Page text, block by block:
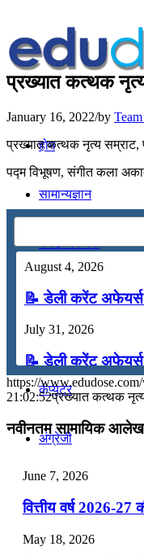
होम
सामान्यज्ञान
करेंट अफेयर्स
गणित
तर्कशक्ति
कंप्यूटर
अंग्रेजी
टुडेज जीके
प्रख्यात कत्थक
January 16, 2022/by
प्रख्यात कत्थक नृत्य सम्राट,
पद्म विभूषण, संगीत कला
August 4, 2026
📝 डेली करेंट
July 31, 2026
📝 डेली करेंट
July 28, 2026
📝 डेली करेंट
📝 डेली करेंट
July 22, 2026
📝 डेली करेंट
https://
21:02:52प्रख्यात कत्थक
नवीनतम सामायिक आलेख
June 7, 2026
वित्तीय वर्ष 2026-27
May 18, 2026